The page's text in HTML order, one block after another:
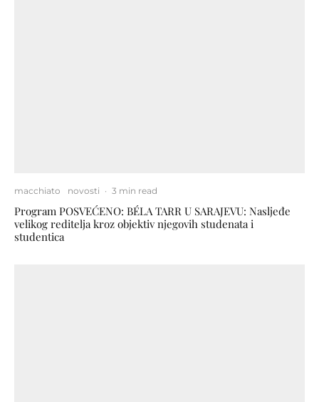
macchiato novosti · 3 min read
Program POSVEĆENO: BÉLA TARR U SARAJEVU: Nasljeđe
velikog reditelja kroz objektiv njegovih studenata i
studentica